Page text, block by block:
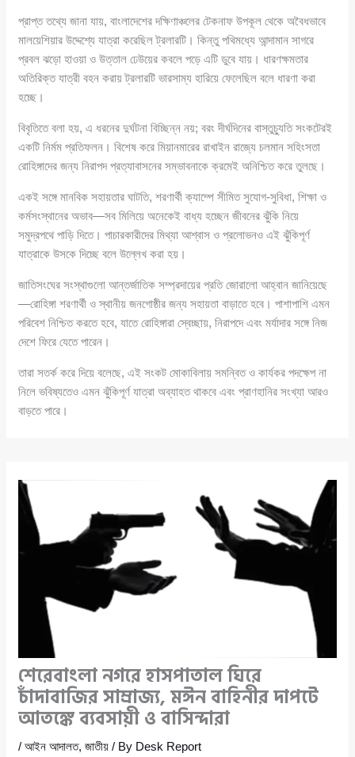
প্রাপ্ত তথ্যে জানা যায়, বাংলাদেশের দক্ষিণাঞ্চলের টেকনাফ উপকূল থেকে অবৈধভাবে
মালয়েশিয়ার উদ্দেশ্যে যাত্রা করেছিল ট্রলারটি। কিন্তু পথিমধ্যে আন্দামান সাগরে
প্রবল ঝড়ো হাওয়া ও উত্তাল ঢেউয়ের কবলে পড়ে এটি ডুবে যায়। ধারণক্ষমতার
অতিরিক্ত যাত্রী বহন করায় ট্রলারটি ভারসাম্য হারিয়ে ফেলেছিল বলে ধারণা করা
হচ্ছে।
বিবৃতিতে বলা হয়, এ ধরনের দুর্ঘটনা বিচ্ছিন্ন নয়; বরং দীর্ঘদিনের বাস্তুচ্যুতি সংকটেরই
একটি নির্মম প্রতিফলন। বিশেষ করে মিয়ানমারের রাখাইন রাজ্যে চলমান সহিংসতা
রোহিঙ্গাদের জন্য নিরাপদ প্রত্যাবাসনের সম্ভাবনাকে ক্রমেই অনিশ্চিত করে তুলছে।
একই সঙ্গে মানবিক সহায়তার ঘাটতি, শরণার্থী ক্যাম্পে সীমিত সুযোগ-সুবিধা, শিক্ষা ও
কর্মসংস্থানের অভাব—সব মিলিয়ে অনেকেই বাধ্য হচ্ছেন জীবনের ঝুঁকি নিয়ে
সমুদ্রপথে পাড়ি দিতে। পাচারকারীদের মিথ্যা আশ্বাস ও প্রলোভনও এই ঝুঁকিপূর্ণ
যাত্রাকে উসকে দিচ্ছে বলে উল্লেখ করা হয়।
জাতিসংঘের সংস্থাগুলো আন্তর্জাতিক সম্প্রদায়ের প্রতি জোরালো আহ্বান জানিয়েছে
—রোহিঙ্গা শরণার্থী ও স্থানীয় জনগোষ্ঠীর জন্য সহায়তা বাড়াতে হবে। পাশাপাশি এমন
পরিবেশ নিশ্চিত করতে হবে, যাতে রোহিঙ্গারা স্বেচ্ছায়, নিরাপদে এবং মর্যাদার সঙ্গে নিজ
দেশে ফিরে যেতে পারেন।
তারা সতর্ক করে দিয়ে বলেছে, এই সংকট মোকাবিলায় সমন্বিত ও কার্যকর পদক্ষেপ না
নিলে ভবিষ্যতেও এমন ঝুঁকিপূর্ণ যাত্রা অব্যাহত থাকবে এবং প্রাণহানির সংখ্যা আরও
বাড়তে পারে।
শেরেবাংলা নগরে হাসপাতাল ঘিরে
চাঁদাবাজির সাম্রাজ্য, মঈন বাহিনীর দাপটে
আতঙ্কে ব্যবসায়ী ও বাসিন্দারা
/আইন আদালত,জাতীয় / By Desk Report